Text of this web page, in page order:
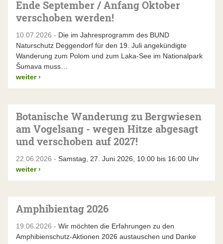
Ende September / Anfang Oktober
verschoben werden!
10.07.2026 - Die im Jahresprogramm des BUND
Naturschutz Deggendorf für den 19. Juli angekündigte
Wanderung zum Polom und zum Laka-See im Nationalpark
Šumava muss…
weiter ›
Botanische Wanderung zu Bergwiesen
am Vogelsang - wegen Hitze abgesagt
und verschoben auf 2027!
22.06.2026 - Samstag, 27. Juni 2026, 10:00 bis 16:00 Uhr
weiter ›
Amphibientag 2026
19.06.2026 - Wir möchten die Erfahrungen zu den
Amphibienschutz-Aktionen 2026 austauschen und Danke